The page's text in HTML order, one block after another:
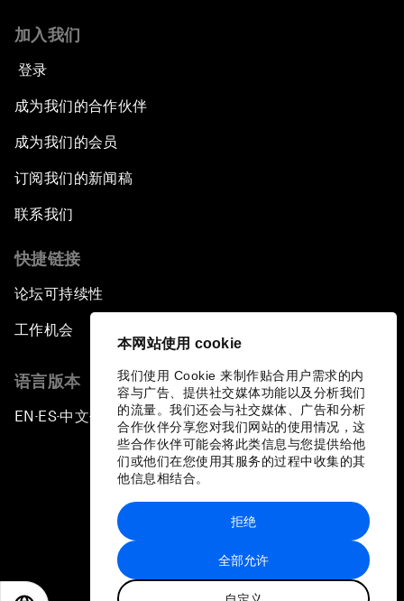
本网站使用 cookie
我们使用 Cookie 来制作贴合用户需求的内
容与广告、提供社交媒体功能以及分析我们
的流量。我们还会与社交媒体、广告和分析
合作伙伴分享您对我们网站的使用情况，这
些合作伙伴可能会将此类信息与您提供给他
们或他们在您使用其服务的过程中收集的其
他信息相结合。
全部允许
拒绝
加入我们
登录
成为我们的合作伙伴
成为我们的会员
订阅我们的新闻稿
联系我们
快捷链接
论坛可持续性
工作机会
语言版本
EN ▪ES▪中文▪ 日本語
站点地图